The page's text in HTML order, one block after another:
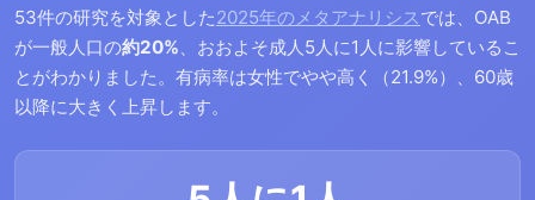
53件の研究を対象とした2025年のメタアナリシスでは、OAB
が一般人口の約20%、おおよそ成人5人に1人に影響しているこ
とがわかりました。有病率は女性でやや高く（21.9%）、60歳
以降に大きく上昇します。